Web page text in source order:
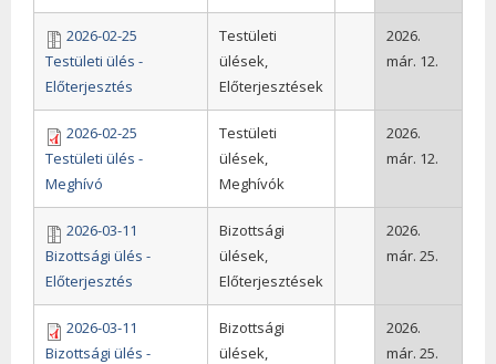
2026-02-25
Testületi ülés -
Előterjesztés
Testületi
ülések,
Előterjesztések
2026.
már. 12.
2026-02-25
Testületi ülés -
Meghívó
Testületi
ülések,
Meghívók
2026.
már. 12.
2026-03-11
Bizottsági ülés -
Előterjesztés
Bizottsági
ülések,
Előterjesztések
2026.
már. 25.
2026-03-11
Bizottsági ülés -
Bizottsági
ülések,
2026.
már. 25.